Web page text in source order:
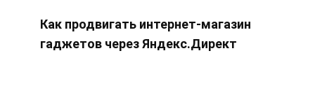
Как продвигать интернет-магазин
гаджетов через Яндекс.Директ